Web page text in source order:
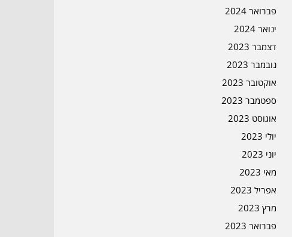
פברואר 2024
ינואר 2024
דצמבר 2023
נובמבר 2023
אוקטובר 2023
ספטמבר 2023
אוגוסט 2023
יולי 2023
יוני 2023
מאי 2023
אפריל 2023
מרץ 2023
פברואר 2023